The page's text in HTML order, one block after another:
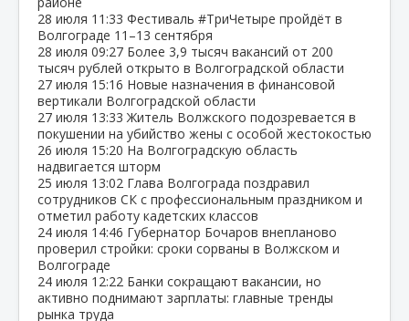
28 июля 11:33 Фестиваль #ТриЧетыре пройдёт в
Волгограде 11–13 сентября
28 июля 09:27 Более 3,9 тысяч вакансий от 200
тысяч рублей открыто в Волгоградской области
27 июля 15:16 Новые назначения в финансовой
вертикали Волгоградской области
27 июля 13:33 Житель Волжского подозревается в
покушении на убийство жены с особой жестокостью
26 июля 15:20 На Волгоградскую область
надвигается шторм
25 июля 13:02 Глава Волгограда поздравил
сотрудников СК с профессиональным праздником и
отметил работу кадетских классов
24 июля 14:46 Губернатор Бочаров внепланово
проверил стройки: сроки сорваны в Волжском и
Волгограде
24 июля 12:22 Банки сокращают вакансии, но
активно поднимают зарплаты: главные тренды
рынка труда